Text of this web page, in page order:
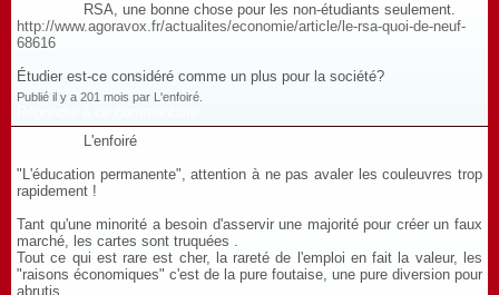
RSA, une bonne chose pour les non-étudiants seulement.
http://www.agoravox.fr/actualites/economie/article/le-rsa-quoi-de-neuf-
68616
Étudier est-ce considéré comme un plus pour la société?
Publié il y a 201 mois par L'enfoiré.
L'enfoiré
"L'éducation permanente", attention à ne pas avaler les couleuvres trop
rapidement !
Tant qu'une minorité a besoin d'asservir une majorité pour créer un faux
marché, les cartes sont truquées .
Tout ce qui est rare est cher, la rareté de l'emploi en fait la valeur, les
"raisons économiques" c'est de la pure foutaise, une pure diversion pour
abrutis.